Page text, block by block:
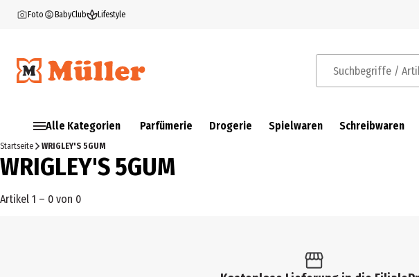
Foto BabyClub Lifestyle
Suchbegriffe /
Alle Kategorien Parfümerie Drogerie Spielwaren Schreibwaren
Startseite WRIGLEY'S 5GUM
WRIGLEY'S 5GUM
Artikel 1 – 0 von 0